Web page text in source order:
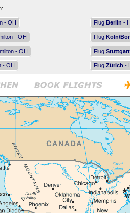
- OH Flug Berlin -
- OH Flug Köln/
- OH Flug Stuttgart
- OH Flug Zürich -